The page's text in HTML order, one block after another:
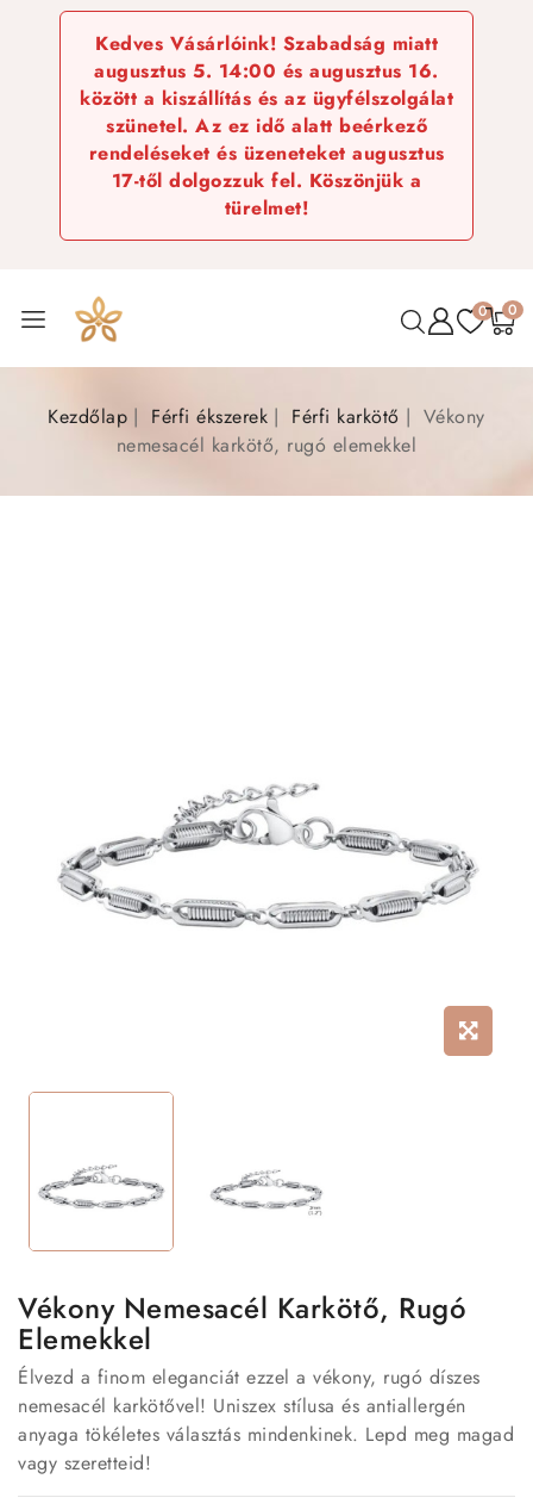
Kedves Vásárlóink! Szabadság miatt
augusztus 5. 14:00 és augusztus 16.
között a kiszállítás és az ügyfélszolgálat
szünetel. Az ez idő alatt beérkező
rendeléseket és üzeneteket augusztus
17-től dolgozzuk fel. Köszönjük a
türelmet!
0 0
Kezdőlap Férfi ékszerek Férfi karkötő
Vékony
nemesacél karkötő, rugó elemekkel
Vékony Nemesacél Karkötő, Rugó
Elemekkel
Élvezd a finom eleganciát ezzel a vékony, rugó díszes
nemesacél karkötővel! Uniszex stílusa és antiallergén
anyaga tökéletes választás mindenkinek. Lepd meg magad
vagy szeretteid!